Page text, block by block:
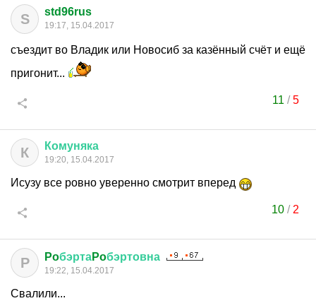
S std96rus
19:17, 15.04.2017
съездит во Владик или Новосиб за казённый счёт и ещё
пригонит...
11 /5
К Комуняка
19:20, 15.04.2017
Исузу все ровно уверенно смотрит вперед
10 / 2
P PoбэртаPoбэртовна
19:22, 15.04.2017
Свалили...